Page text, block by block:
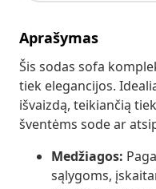
Aprašymas
Šis sodas sofa
tiek elegancijos.
išvaizdą, teikiančią
šventėms sode ar
Medžiagos:
sąlygoms,